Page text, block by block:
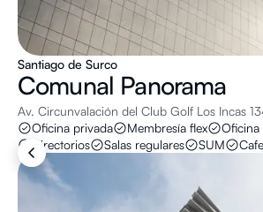
Santiago de Surco
Comunal Panorama
Av. Circunvalación del Club Golf Los Incas
Oficina privada
Membresía flex Oficina
Directorios
Salas regulares SUM